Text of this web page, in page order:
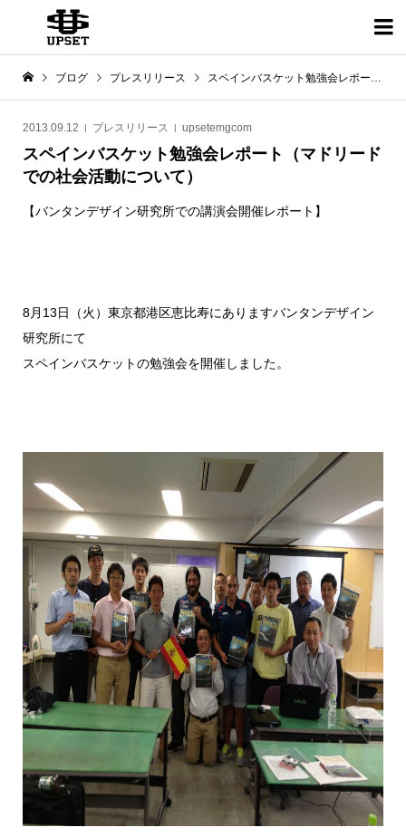

ブログ プレスリリース スペインバスケット勉強会レポート（マドリードでの社会活動について）
2013.09.12 プレスリリース upsetemgcom
スペインバスケット勉強会レポート（マドリード
での社会活動について）
【バンタンデザイン研究所での講演会開催レポート】
8月13日（火）東京都港区恵比寿にありますバンタンデザイン
研究所にて
スペインバスケットの勉強会を開催しました。